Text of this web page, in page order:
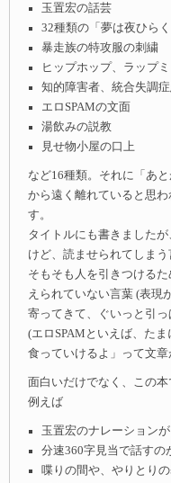
玉置宏の話芸
32種類の「夢は夜ひらく
暴走族の特攻服の刺繍
ヒップホップ、ラップ
知的障害者、統合失調
エロSPAMの文面
湯飲みの説教
見せ物小屋の口上
など16種類。それに「あ
から遠く離れていると思
す。
タイトルにも書きました
けど、読ませられてしま
そもそも人を引きつける
えられていない言葉 (表現
寄ってきて、ぐいっと引っ
(エロSPAMといえば、た
食っていけるよ」って文
面白いだけでなく、この本
例えば
玉置宏のナレーション
分速360字見当で話すの
喋りの間や、やりとり